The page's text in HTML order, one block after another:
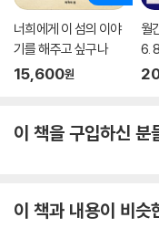
너희에게 이 섬의 이야
기를 해주고 싶구나
15,600원
월
6.
이 책을 구입하신 분
이 책과 내용이 비슷